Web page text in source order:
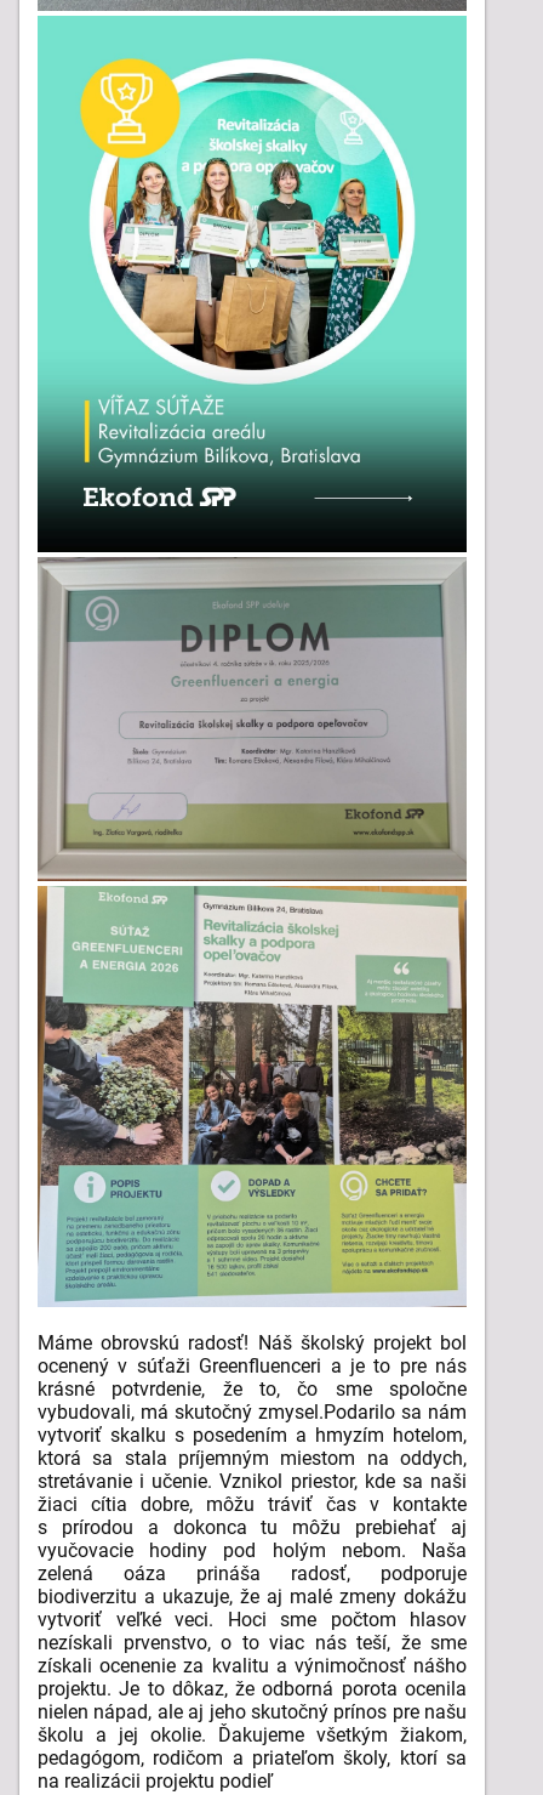
Máme obrovskú radosť! Náš školský projekt bol
ocenený v súťaži Greenfluenceri a je to pre nás
krásné potvrdenie, že to, čo sme spoločne
vybudovali, má skutočný zmysel.Podarilo sa nám
vytvoriť skalku s posedením a hmyzím hotelom,
ktorá sa stala príjemným miestom na oddych,
stretávanie i učenie. Vznikol priestor, kde sa naši
žiaci cítia dobre, môžu tráviť čas v kontakte
s prírodou a dokonca tu môžu prebiehať aj
vyučovacie hodiny pod holým nebom. Naša
zelená oáza prináša radosť, podporuje
biodiverzitu a ukazuje, že aj malé zmeny dokážu
vytvoriť veľké veci.
Hoci sme počtom hlasov
nezískali prvenstvo, o to viac nás teší, že sme
získali ocenenie za kvalitu a výnimočnosť nášho
projektu. Je to dôkaz, že odborná porota ocenila
nielen nápad, ale aj jeho skutočný prínos pre našu
školu a jej okolie.
Ďakujeme všetkým žiakom,
pedagógom, rodičom a priateľom školy, ktorí sa
na realizácii projektu podieľ